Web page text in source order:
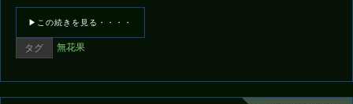
▶この続きを見る・・・・
タグ 無花果